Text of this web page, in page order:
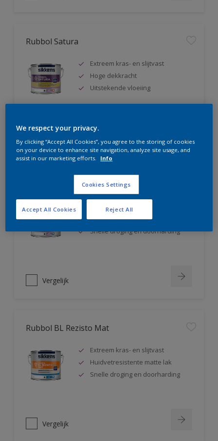
Rubbol Satura
Extreem kras- en slijtvast
Hoge dekkracht
Uitstekende vloeiing
Rubbol BL Rezisto Satin
Extreem kras- en slijtvast
Huidvetresistente zijdeglanslak
Snelle droging en doorharding
Vergelijk
Rubbol BL Rezisto Mat
Extreem kras- en slijtvast
Huidvetresistente matte lak
Snelle droging en doorharding
Vergelijk
We respect your privacy.
By clicking “Accept All Cookies”, you agree to the storing of cookies
on your device to enhance site navigation, analyze site usage, and
assist in our marketing efforts.
Info
Cookies Settings
Reject All
Accept All Cookies